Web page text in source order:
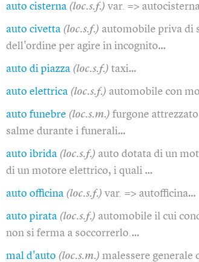
auto cisterna (loc.s.f.) var. =>
auto civetta (loc.s.f.) automobile priva di
dell'ordine per agire in incognito…
auto di piazza (loc.s.f.) taxi…
auto elettrica (loc.s.f.) automobile con
auto funebre (loc.s.m.) furgone
salme durante i funerali…
auto ibrida (loc.s.f.) auto dotata di un
di un motore elettrico, i quali …
auto officina (loc.s.f.) var. => autofficina…
auto pirata (loc.s.f.) automobile il cui
non si ferma a soccorrerlo.…
mal d'auto (loc.s.m.) malessere generale